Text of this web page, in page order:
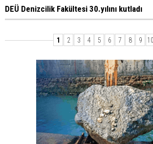
DEÜ Denizcilik Fakültesi 30.yılını kutladı
1 2 3 4 5 6 7 8 9 10